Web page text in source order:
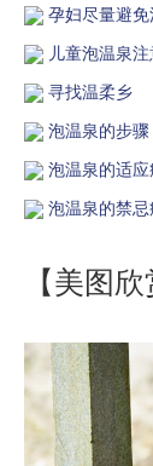
孕妇尽量避免
儿童泡温泉
寻找温柔乡
泡温泉的步骤
泡温泉的适应
泡温泉的禁忌
【美图欣